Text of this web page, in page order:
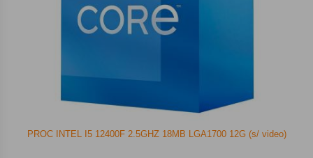
PROC INTEL I5 12400F 2.5GHZ 18MB LGA1700 12G (s/ video)